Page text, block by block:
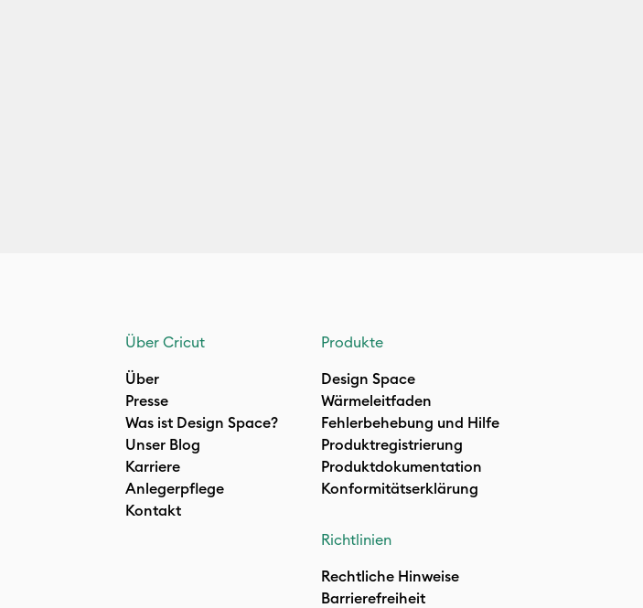
Über Cricut
Über
Presse
Was ist Design Space?
Unser Blog
Karriere
Anlegerpflege
Kontakt
Produkte
Design Space
Wärmeleitfaden
Fehlerbehebung und Hilfe
Produktregistrierung
Produktdokumentation
Konformitätserklärung
Richtlinien
Rechtliche Hinweise
Barrierefreiheit